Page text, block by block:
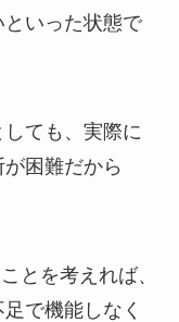
いった状態で
ても、実際に
困難だから
とを考えれば、
で機能しなく